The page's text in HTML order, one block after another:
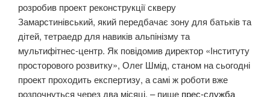
розробив проект реконструкції скверу
Замарстинівський, який передбачає зону для батьків та
дітей, тетраедр для навиків альпінізму та
мультифітнес-центр. Як повідомив директор «Інституту
просторового розвитку», Олег Шмід, станом на сьогодні
проект проходить експертизу, а самі ж роботи вже
розпочнуться через два місяці, – пише прес-служба